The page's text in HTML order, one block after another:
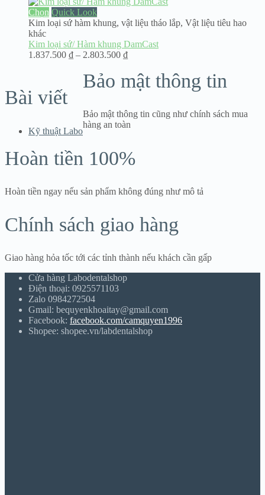
Chọn Quick Look
Kim loại sứ hàm khung, vật liệu tháo lắp, Vật liệu tiêu hao
khác
Kim loại sứ/ Hàm khung DamCast
1.837.500 ₫ – 2.803.500 ₫Khoảng
1.837.500 ₫
Bài viết
Kỹ thuật Labo
Bảo mật thông tin
Bảo mật thông tin cũng như chính sách mua
hàng an toàn
Hoàn tiền 100%
Hoàn tiền ngay nếu sản phẩm không đúng như mô tả
Chính sách giao hàng
Giao hàng hỏa tốc tới các tỉnh thành nếu khách cần gấp
Cửa hàng Labodentalshop
Điện thoại: 0925571103
Zalo 0984272504
Gmail: bequyenkhoaitay@gmail.com
Facebook: facebook.com/camquyen1996
Shopee: shopee.vn/labdentalshop